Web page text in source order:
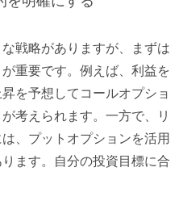
戦略がありますが、まずは
重要です。例えば、利益を
を予想してコールオプショ
考えられます。一方で、リ
、プットオプションを活用
ます。自分の投資目標に合